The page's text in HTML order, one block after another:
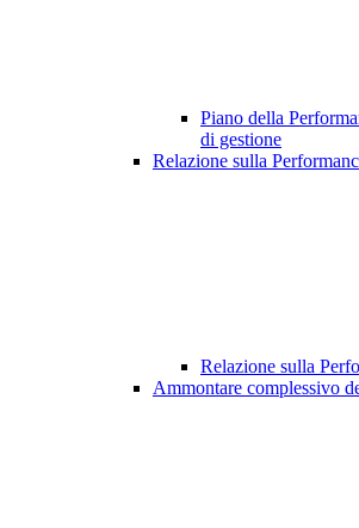
Piano della
di gestione
Relazione sulla
Relazione sulla
Ammontare complessivo